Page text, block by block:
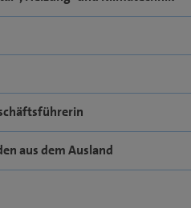
aus dem Ausland